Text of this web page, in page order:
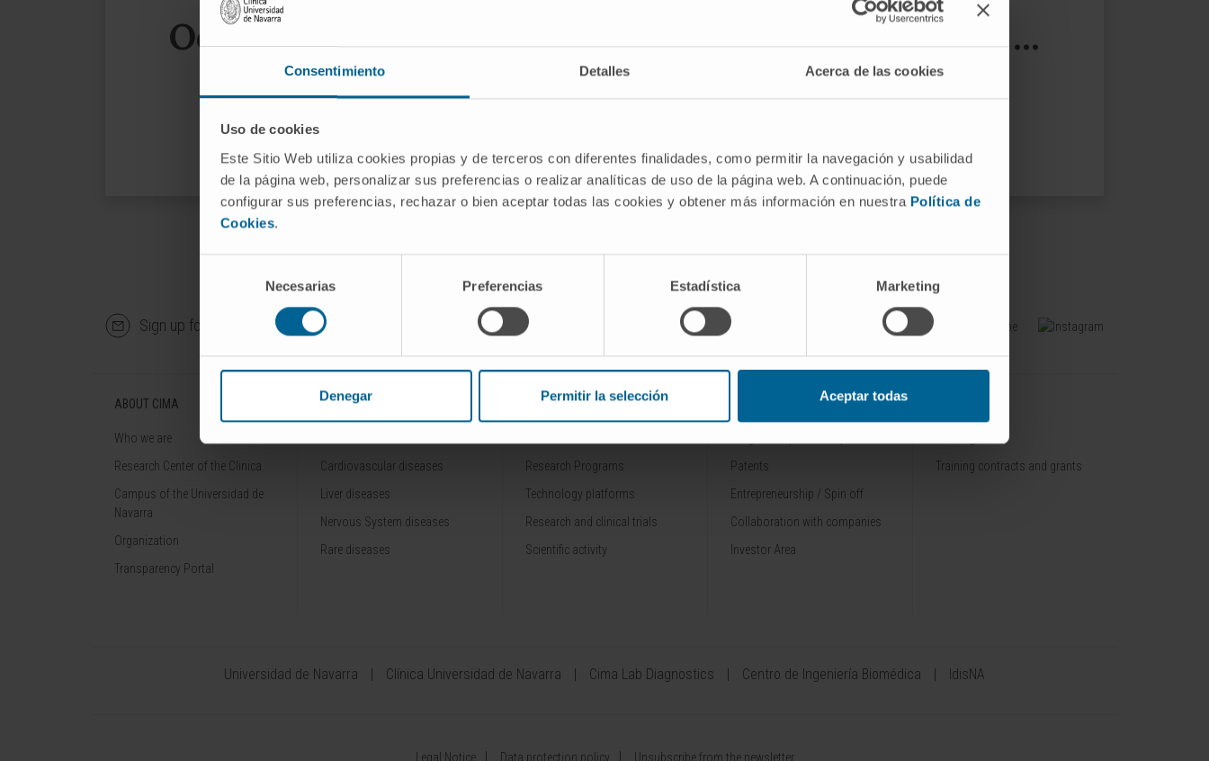
Consentimiento Detalles Acerca de las cookies
Uso de cookies
Este Sitio Web utiliza cookies propias y de terceros con diferentes finalidades, como permitir la navegación y usabilidad
de la página web, personalizar sus preferencias o realizar analíticas de uso de la página web. A continuación, puede
configurar sus preferencias, rechazar o bien aceptar todas las cookies y obtener más información en nuestra Política de
Cookies.
consentimiento
Necesarias Preferencias Estadística Marketing
Denegar Permitir la selección Aceptar todas
Oops, the page you are looking for does not exist ...
Sign up for our newsletter Follow us
ABOUT CIMA
Who we are
Research Center of the Clinica
Campus of the Universidad de
Navarra
Organization
Transparency Portal
DISEASES
Cardiovascular diseases
Liver diseases
Nervous System diseases
Rare diseases
RESEARCH
Research Programs
Technology platforms
Research and clinical trials
Scientific activity
Patents
Entrepreneurship / Spin off
Collaboration with companies
Investor Area
Training contracts and grants
Universidad de Navarra Clínica Universidad de Navarra Cima Lab Diagnostics Centro de Ingeniería Biomédica IdisNA
Legal Notice Data protection policy Unsubscribe from the newsletter